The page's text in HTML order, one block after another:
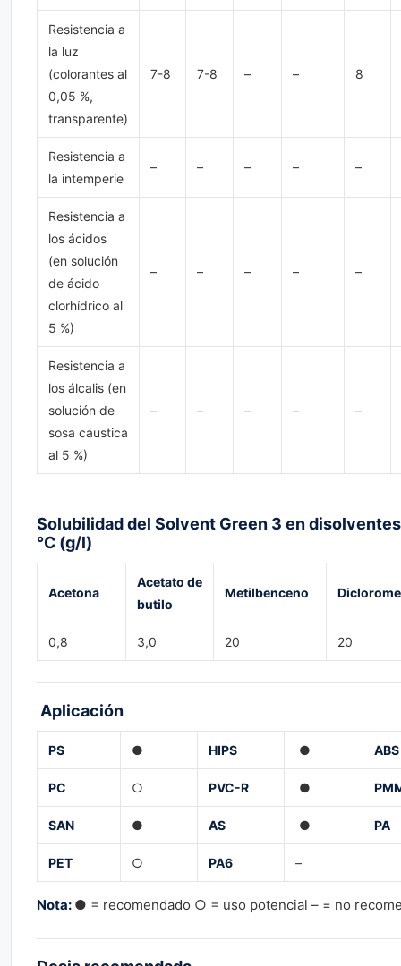
Resistencia a
la luz
(colorantes al
0,05 %,
transparente)
7-8 7-8 – – 8
Resistencia a
la intemperie
– – – – –
Resistencia a
los ácidos
(en solución
de ácido
clorhídrico al
5 %)
– – – – –
Resistencia a
los álcalis (en
solución de
sosa cáustica
al 5 %)
– – – – –
Solubilidad del Solvent Green 3 en
℃ (g/l)
Acetona
Acetato de
butilo
Metilbenceno
0,8 3,0 20 20
Aplicación
PS ● HIPS ● ABS
PC ○ PVC-R ●
SAN ● AS ● PA
PET ○ PA6 –
Nota: ● = recomendado ○ = uso potencial – = no